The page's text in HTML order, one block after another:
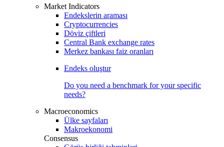
Market Indicators
Endekslerin araması
Cryptocurrencies
Döviz çiftleri
Central Bank exchange rates
Merkez bankası faiz oranları
Endeks oluştur
Do you need a benchmark for your specific
needs?
Macroeconomics
Ülke sayfaları
Makroekonomi
Consensus